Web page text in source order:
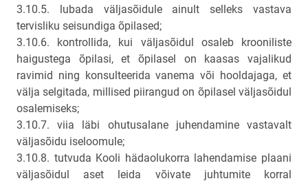
3.10.5. lubada väljasõidule ainult selleks vastava
tervisliku seisundiga õpilased;
3.10.6. kontrollida, kui väljasõidul osaleb krooniliste
haigustega õpilasi, et õpilasel on kaasas vajalikud
ravimid ning konsulteerida vanema või hooldajaga, et
välja selgitada, millised piirangud on õpilasel väljasõidul
osalemiseks;
3.10.7. viia läbi ohutusalane juhendamine vastavalt
väljasõidu iseloomule;
3.10.8. tutvuda Kooli hädaolukorra lahendamise plaani
väljasõidul aset leida võivate juhtumite korral